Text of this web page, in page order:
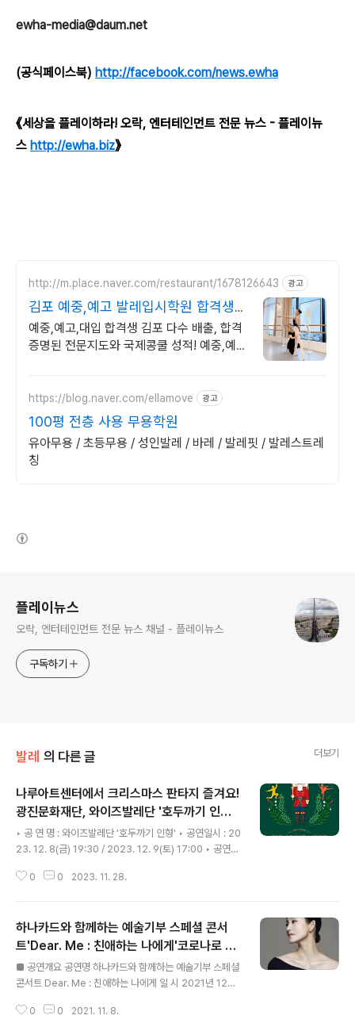
ewha-media@daum.net
(공식페이스북) http://facebook.com/news.ewha
《세상을 플레이하라! 오락, 엔터테인먼트 전문 뉴스 - 플레이뉴
스 http://ewha.biz》
http://m.place.naver.com/restaurant/1678126643 광고
김포 예중,예고 발레입시학원 합격생
다수 배출
예중,예고,대입 합격생 김포 다수 배출, 합격
증명된 전문지도와 국제콩쿨 성적! 예중,예
https://blog.naver.com/ellamove 광고
100평 전층 사용 무용학원
유아무용 / 초등무용 / 성인발레 / 바레 / 발레핏 / 발레스트레
칭
플레이뉴스
오락, 엔터테인먼트 전문 뉴스 채널 - 플레이뉴스
구독하기
발레 의 다른 글 더보기
나루아트센터에서 크리스마스 판타지 즐겨요!
광진문화재단, 와이즈발레단 '호두까기 인형'
공연
‣ 공 연 명 : 와이즈발레단 '호두까기 인형' ‣ 공연일시 : 20
23. 12. 8(금) 19:30 / 2023. 12. 9(토) 17:00 ‣ 공연장
단, 와이즈발레단 ‣ 소요시간 : 110분(인터미션 15분 포
뉴스 문성식기자] (재)광진문화재단(이사장 김경호)이 오
는 12월 8일(금), 12월 9일(토) 양일간 나루아트센터 대공
연장에서 와이즈발레단 '호두까기 인형'을 공연한다. 와이
즈발레단의 대표 클래식 레퍼토리인 '호두까기 인형'은 우
무대로 남..
0 0 2023. 11. 28.
하나카드와 함께하는 예술기부 스페셜 콘서
트'Dear. Me : 친애하는 나에게'코로나로 지
친 ‘나’에게 주는 선물 같은 이야기
■ 공연개요 공연명 하나카드와 함께하는 예술기부 스페셜
콘서트 Dear. Me : 친애하는 나에게 일 시 2021년 12월
소 예술의전당 IBK챔버홀 입 장 권 R석 5만원 S석 3만원
0 0 2021. 11. 8.